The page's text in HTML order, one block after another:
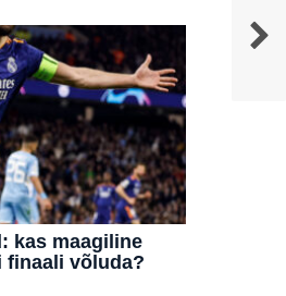
kas maagiline
finaali võluda?